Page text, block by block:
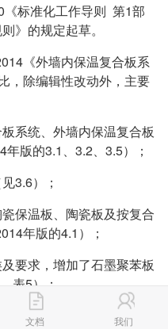
标准化工作导则 第1部
》的规定起草。
《外墙内保温复合板系
，除编辑性改动外，主要
系统、外墙内保温复合板
版的3.1、3.2、3.5）；
3.6）；
保温板、陶瓷板及按复合
年版的4.1）；
要求，增加了石墨聚苯板
表5）；
合板系统基本构造（见
文档 我们